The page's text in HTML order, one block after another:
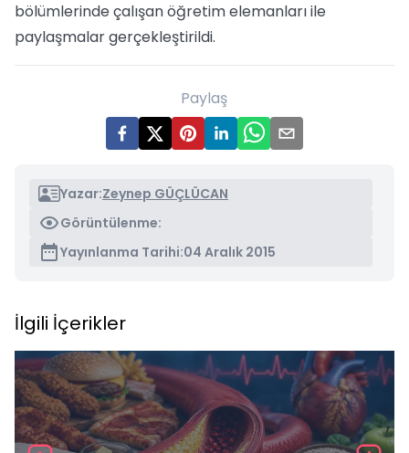
bölümlerinde çalışan öğretim elemanları ile
paylaşmalar gerçekleştirildi.
Paylaş
Yazar:Zeynep GÜÇLÜCAN
Görüntülenme:
Yayınlanma Tarihi:04 Aralık 2015
İlgili İçerikler